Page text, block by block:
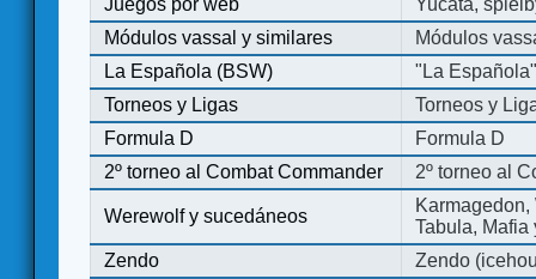
Juegos por web
Yucata,
Módulos vassal y similares
Módulos
La Española (BSW)
"La
Torneos y Ligas
Torneos y
Formula D
Formula D
2º torneo al Combat Commander
2º torneo al
Werewolf y sucedáneos
Tabula, Mafia
Zendo
Zendo